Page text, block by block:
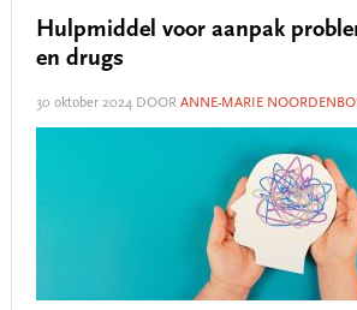
Hulpmiddel voor aanpak
en drugs
30 oktober 2024DOOR ANNE-MARIE